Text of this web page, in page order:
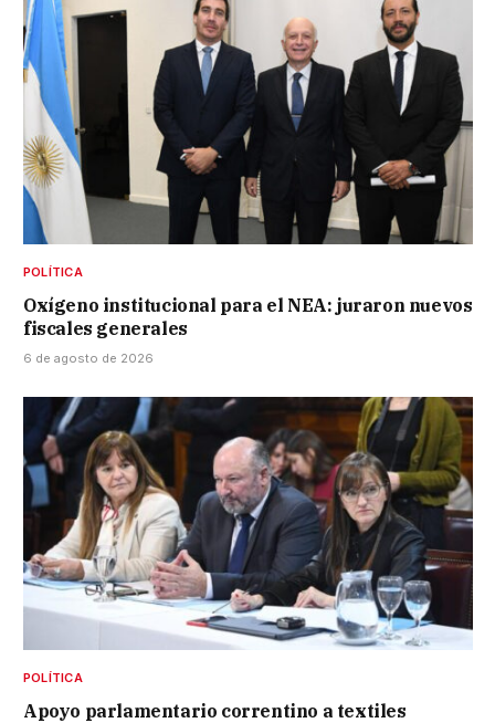
POLÍTICA
Oxígeno institucional para el NEA: juraron nuevos
fiscales generales
6 de agosto de 2026
POLÍTICA
Apoyo parlamentario correntino a textiles